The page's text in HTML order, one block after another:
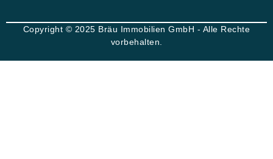
Copyright © 2025 Bräu Immobilien GmbH - Alle Rechte
vorbehalten.